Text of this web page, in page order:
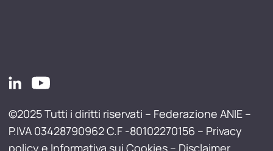
©2025 Tutti i diritti riservati – Federazione ANIE –
P.IVA 03428790962 C.F -80102270156 – Privacy